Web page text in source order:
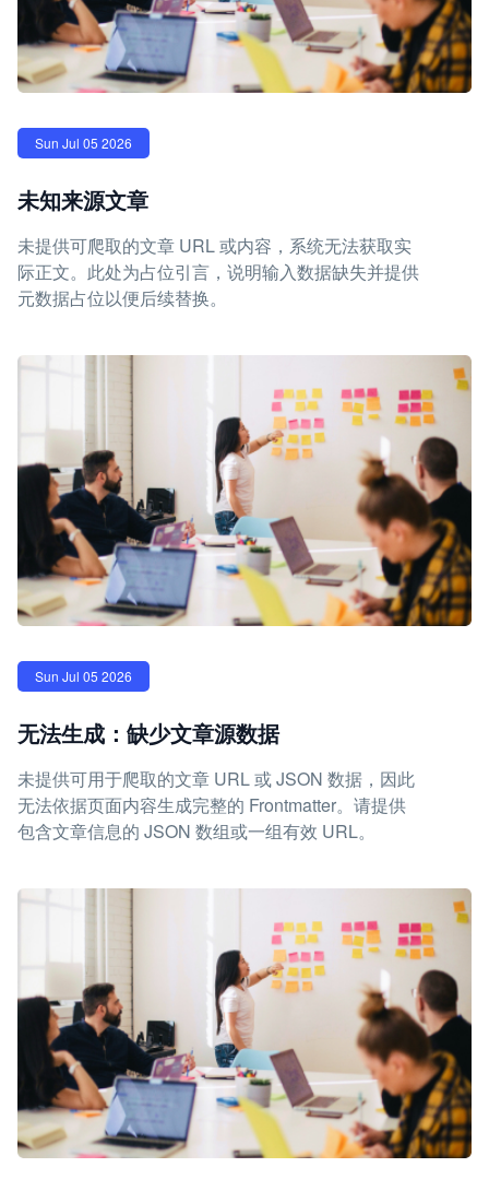
Sun Jul 05 2026
未知来源文章
未提供可爬取的文章 URL 或内容，系统无法获取实
际正文。此处为占位引言，说明输入数据缺失并提供
元数据占位以便后续替换。
Sun Jul 05 2026
无法生成：缺少文章源数据
未提供可用于爬取的文章 URL 或 JSON 数据，因此
无法依据页面内容生成完整的 Frontmatter。请提供
包含文章信息的 JSON 数组或一组有效 URL。